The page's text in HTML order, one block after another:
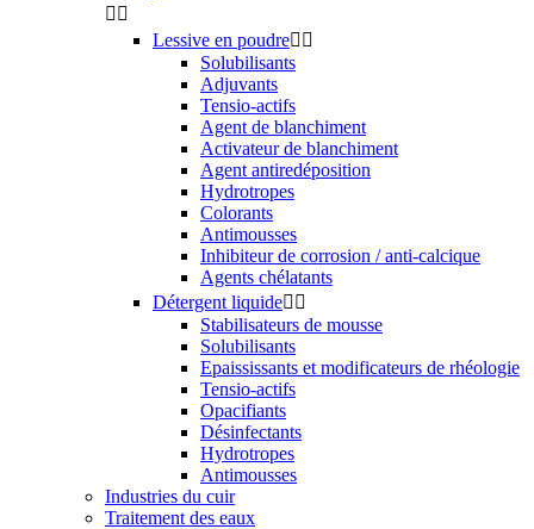
 
Lessive en poudre 
Solubilisants
Adjuvants
Tensio-actifs
Agent de blanchiment
Activateur de blanchiment
Agent antiredéposition
Hydrotropes
Colorants
Antimousses
Inhibiteur de corrosion / anti-calcique
Agents chélatants
Détergent liquide 
Stabilisateurs de mousse
Solubilisants
Epaississants et modificateurs de rhéologie
Tensio-actifs
Opacifiants
Désinfectants
Hydrotropes
Antimousses
Industries du cuir
Traitement des eaux